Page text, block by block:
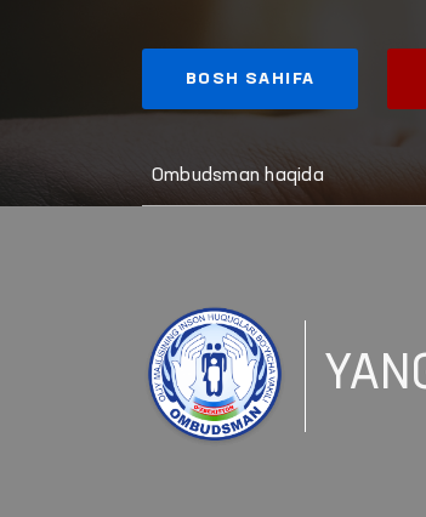
BOSH SAHIFA
Ombudsman haqida